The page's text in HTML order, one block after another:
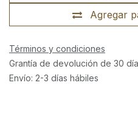
Agregar
Términos y condiciones
Grantía de devolución de 30
Envío: 2-3 días hábiles